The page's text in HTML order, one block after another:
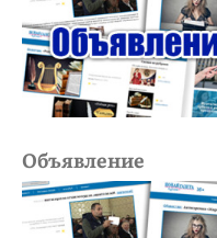
Объявление